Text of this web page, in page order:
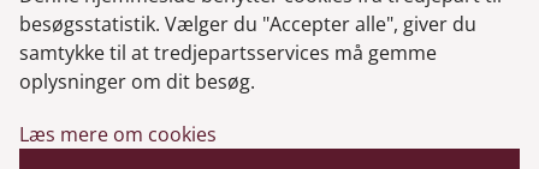
Genveje
Gå til virksomhedsregisteret
besøgsstatistik. Vælger du "Accepter alle", giver du
samtykke til at tredjepartsservices må gemme
oplysninger om dit besøg.
Læs mere om cookies